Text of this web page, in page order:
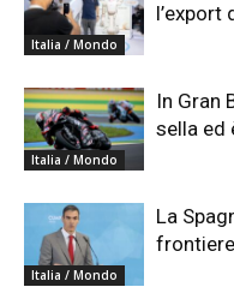
Italia / Mondo
l’export
Italia / Mondo
In Gran
sella ed
Italia / Mondo
La